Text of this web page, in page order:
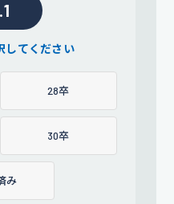
してください
28卒
30卒
み